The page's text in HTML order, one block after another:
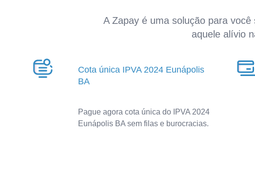
A Zapay é uma solução para
aquele alívio
Cota única IPVA 2024 Eunápolis
BA
Pague agora cota única do IPVA 2024
Eunápolis BA sem filas e burocracias.